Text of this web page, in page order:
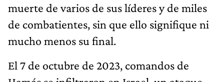
muerte de varios de sus líderes y de miles
de combatientes, sin que ello signifique ni
mucho menos su final.
El 7 de octubre de 2023, comandos de